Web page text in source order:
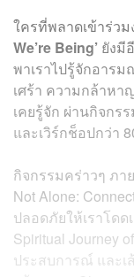
ใครที่พลาดเข้าร่ว
We’re Being’ ยังมี
พาเราไปรู้จักอาร
เศร้า ความกล้าห
เคยรู้จัก ผ่านกิจกร
และเวิร์กช็อปกว่า
กิจกรรมคร่าวๆ ภา
Not Alone:
ปลอดภัยให้เราโดด
Spiritual Journey
ประสบการณ์ และ